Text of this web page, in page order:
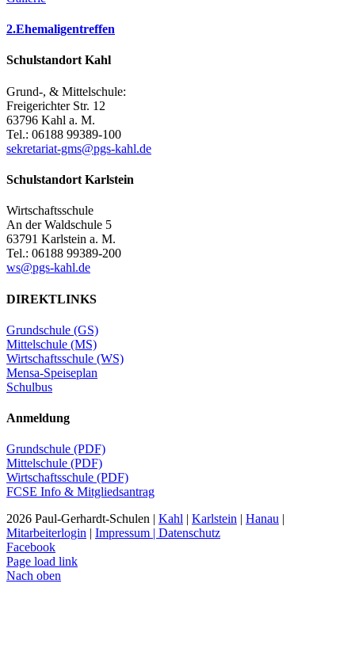
2.Ehemaligentreffen
Schulstandort Kahl
Grund-, & Mittelschule:
Freigerichter Str. 12
63796 Kahl a. M.
Tel.: 06188 99389-100
sekretariat-gms@pgs-kahl.de
Schulstandort Karlstein
Wirtschaftsschule
An der Waldschule 5
63791 Karlstein a. M.
Tel.: 06188 99389-200
ws@pgs-kahl.de
DIREKTLINKS
Grundschule (GS)
Mittelschule (MS)
Wirtschaftsschule (WS)
Mensa-Speiseplan
Schulbus
Anmeldung
Grundschule (PDF)
Mittelschule (PDF)
Wirtschaftsschule (PDF)
FCSE Info & Mitgliedsantrag
2026 Paul-Gerhardt-Schulen | Kahl | Karlstein | Hanau |
Mitarbeiterlogin | Impressum | Datenschutz
Facebook
Page load link
Nach oben